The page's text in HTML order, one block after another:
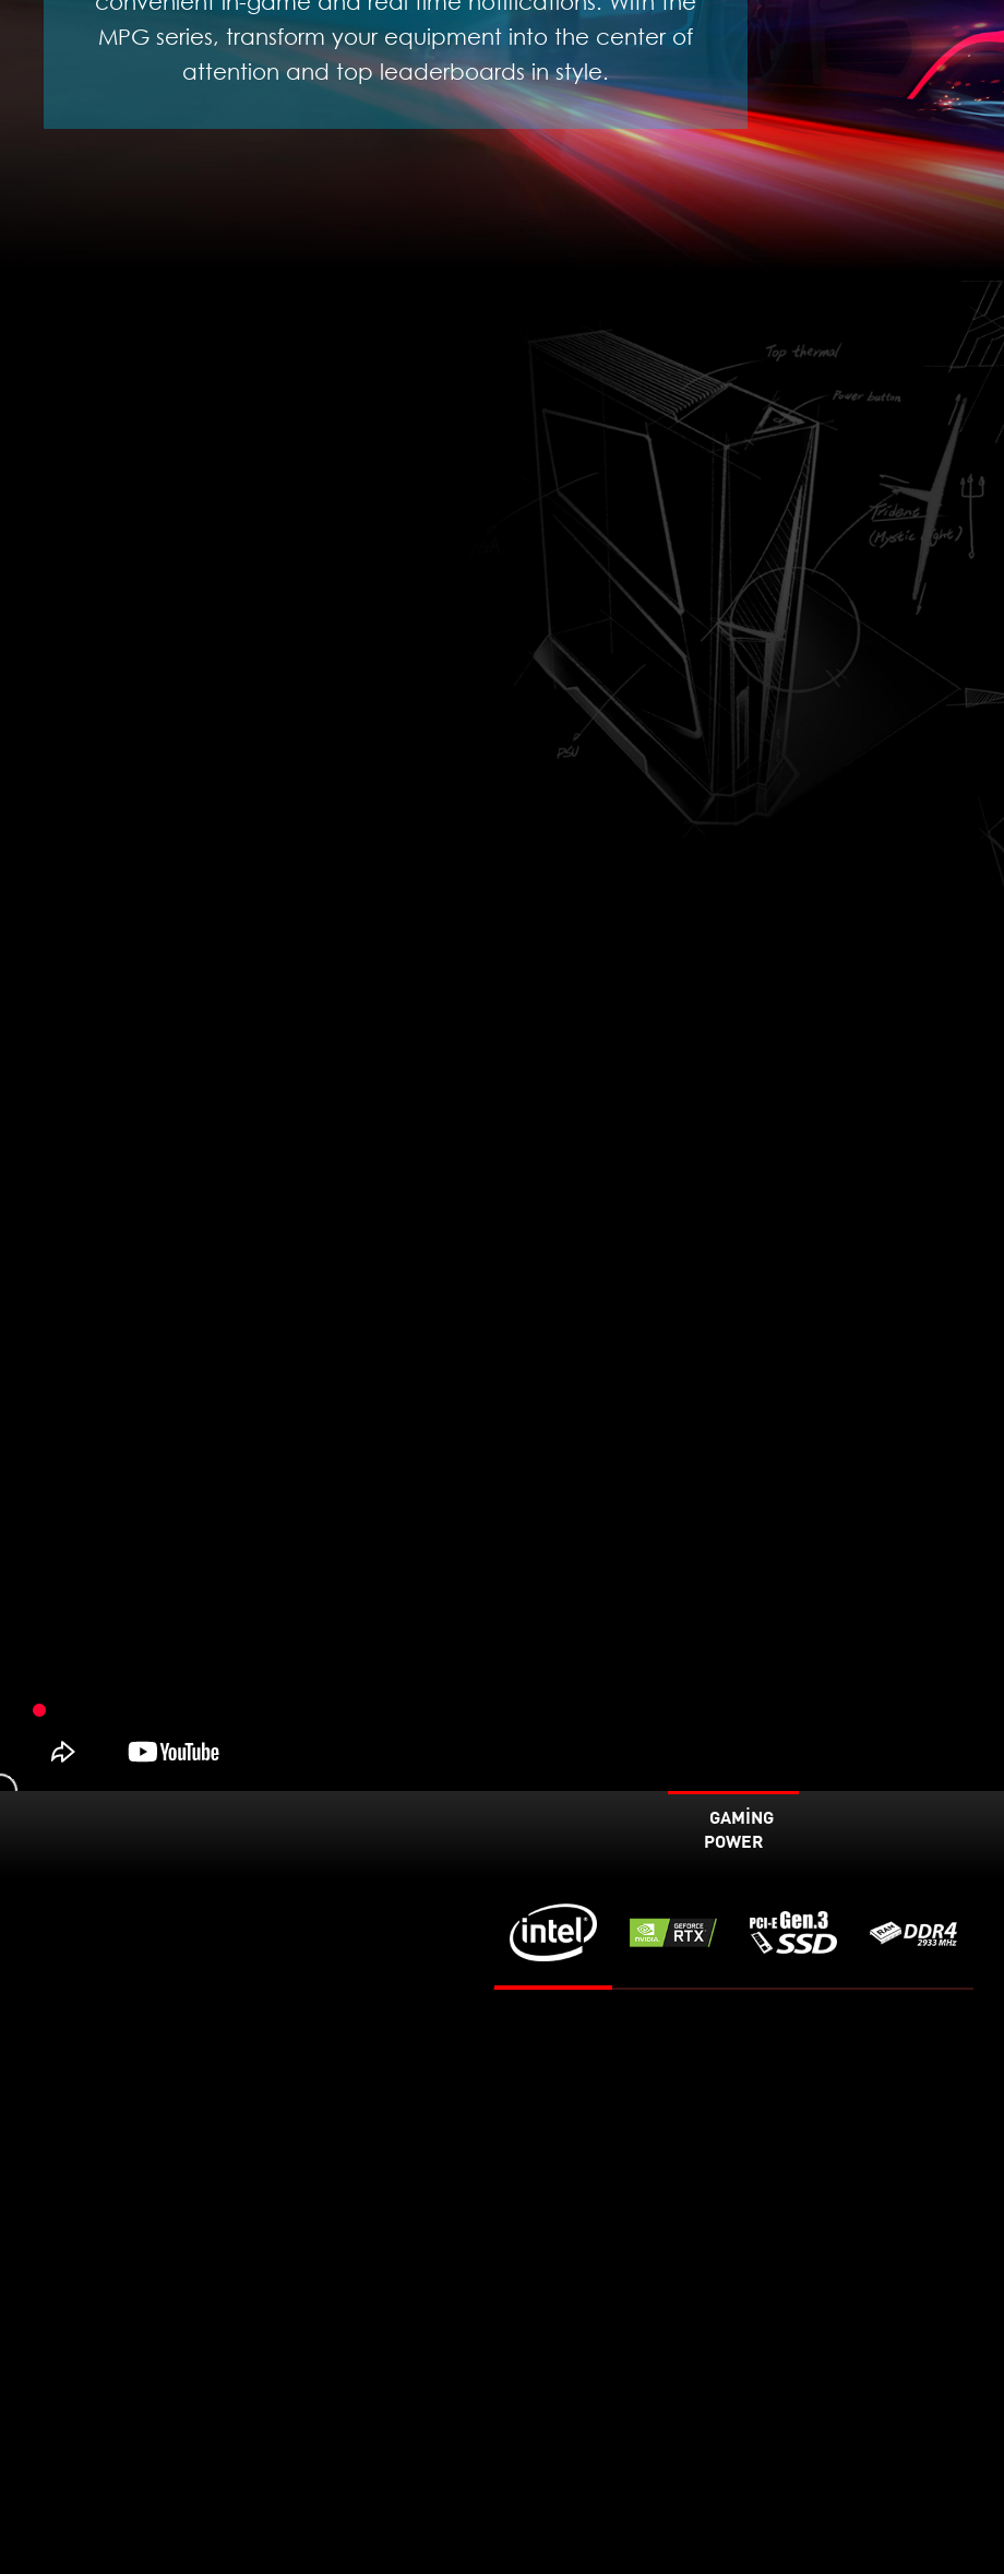
MPG series, transform your equipment into the center of
attention and top leaderboards in style.
GAMING
POWER